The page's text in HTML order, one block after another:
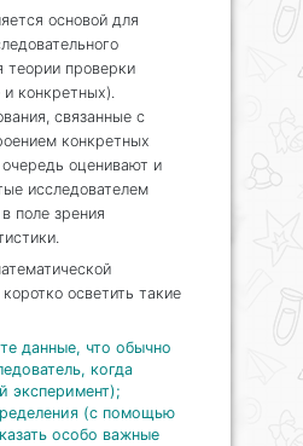
основой для
теории проверки
и конкретных).
связанные с
конкретных
оценивают и
исследователем
поле зрения
осветить такие
данные, что обычно
когда
эксперимент);
(с помощью
особо важные